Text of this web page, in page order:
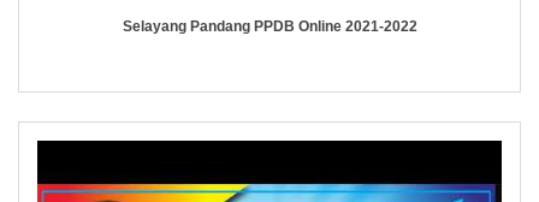
Selayang Pandang PPDB Online 2021-2022